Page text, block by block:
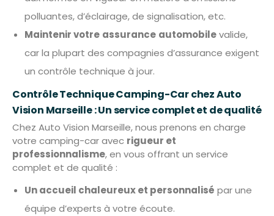
polluantes, d’éclairage, de signalisation, etc.
Maintenir votre assurance automobilevalide,
car la plupart des compagnies d’assurance exigent
un contrôle technique à jour.
Contrôle Technique Camping-Car chez Auto
Vision Marseille : Un service complet et de qualité
Chez Auto Vision Marseille, nous prenons en charge
votre camping-car avec rigueur et
professionnalisme, en vous offrant un service
complet et de qualité :
Un accueil chaleureux et personnalisé par une
équipe d’experts à votre écoute.